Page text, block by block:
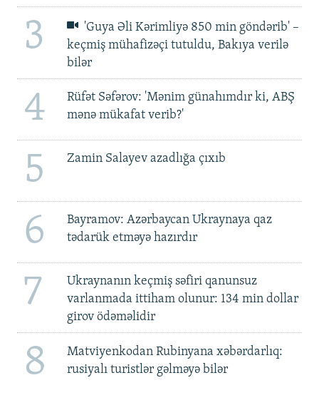
3
'Guya Əli Kərimliyə 850 min göndərib' –
keçmiş mühafizəçi tutuldu, Bakıya verilə
bilər
4
Rüfət Səfərov: 'Mənim günahımdır ki, ABŞ
mənə mükafat verib?'
5 Zamin Salayev azadlığa çıxıb
6
Bayramov: Azərbaycan Ukraynaya qaz
tədarük etməyə hazırdır
7
Ukraynanın keçmiş səfiri qanunsuz
varlanmada ittiham olunur: 134 min dollar
girov ödəməlidir
8
Matviyenkodan Rubinyana xəbərdarlıq:
rusiyalı turistlər gəlməyə bilər